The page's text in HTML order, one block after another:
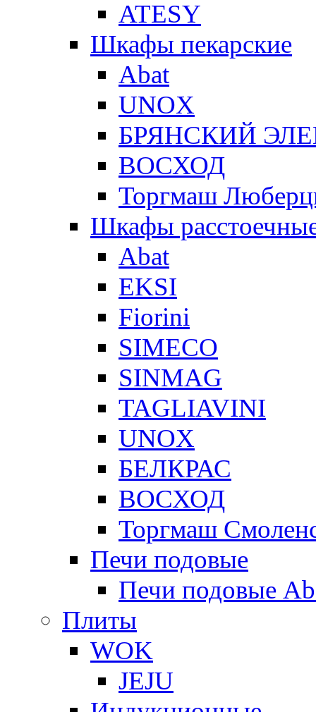
ATESY
Шкафы пекарские
Abat
UNOX
БРЯНСКИЙ
ВОСХОД
Торгмаш
Шкафы
Abat
EKSI
Fiorini
SIMECO
SINMAG
TAGLIAVINI
UNOX
БЕЛКРАС
ВОСХОД
Торгмаш
Печи подовые
Печи подовые
Плиты
WOK
JEJU